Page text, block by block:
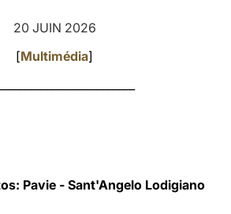
20 JUIN 2026
[Multimédia]
Pavie - Sant'Angelo Lodigiano